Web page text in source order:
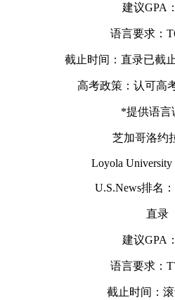
建议GPA
语言要求：
截止时间：直录已截
高考政策：认可高
*提供语言
芝加哥洛约
Loyola University
U.S.News排名
直录
建议GPA
语言要求：
截止时间：